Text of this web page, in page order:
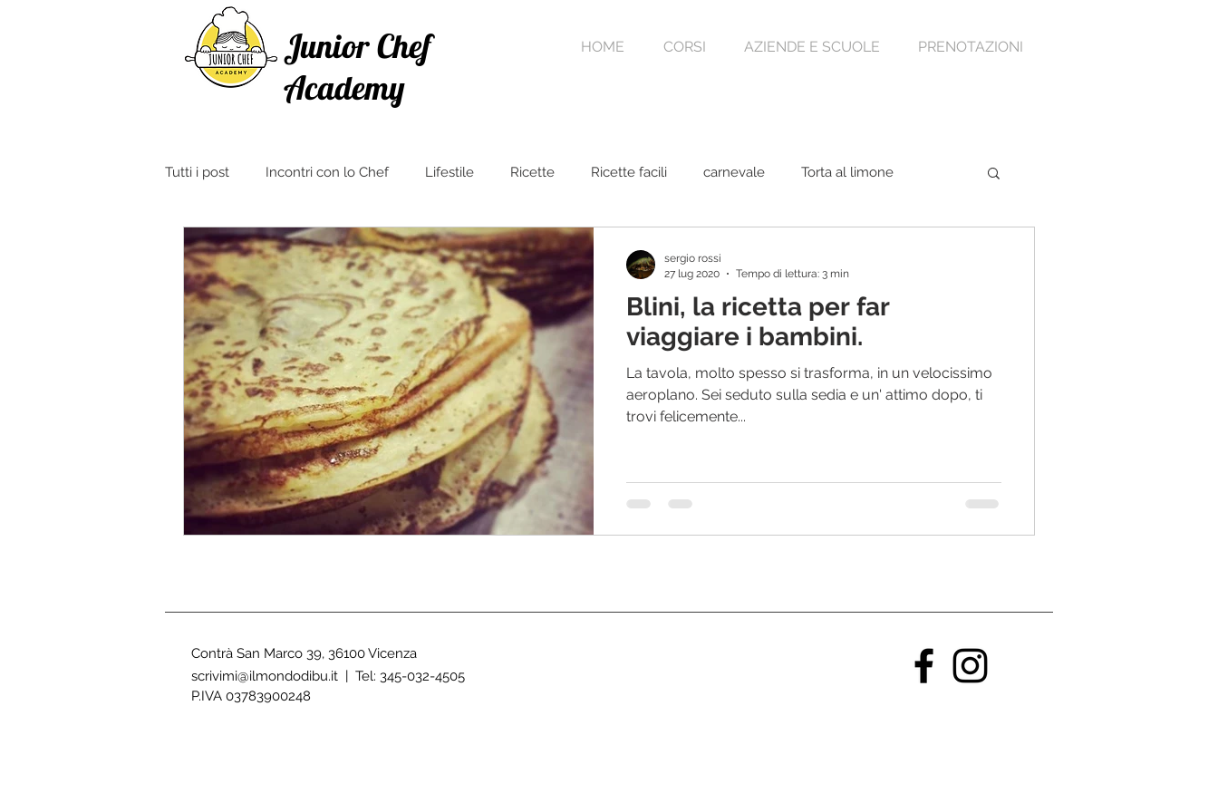
Junior Chef
Academy
HOME CORSI AZIENDE E SCUOLE PRENOTAZIONI
Tutti i post Incontri con lo Chef Lifestile Ricette Ricette facili carnevale Torta al limone
Ricette con Verdure Crostata Pasqua Dolci al cucchiaio
Blini, la ricetta per far
viaggiare i bambini.
La tavola, molto spesso si trasforma, in un velocissimo
aeroplano. Sei seduto sulla sedia e un' attimo dopo, ti
trovi felicemente...
sergio rossi
27 lug 2020
Tempo di lettura: 3 min
Contrà San Marco 39, 36100 Vicenza
scrivimi@ilmondodibu.it | Tel: 345-032-4505
P.IVA 03783900248